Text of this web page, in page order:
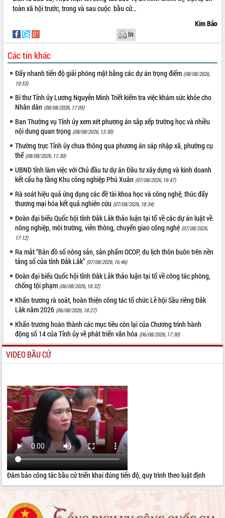
toàn xã hội trước, trong và sau cuộc bầu cử…
Kim Bảo
In
Các tin khác
Đẩy nhanh tiến độ giải phóng mặt bằng các dự án trọng điểm (08/08/2026,
19:53)
Bí thư Tỉnh ủy Lương Nguyễn Minh Triết kiểm tra việc khám sức khỏe cho
Nhân dân (08/08/2026, 17:05)
Ban Thường vụ Tỉnh ủy xem xét phương án sắp xếp trường học và nhiều
nội dung quan trọng (08/08/2026, 13:30)
Thường trực Tỉnh ủy chưa thông qua phương án sáp nhập xã, phường cụ
thể (08/08/2026, 11:30)
UBND tỉnh làm việc với Chủ đầu tư dự án Đầu tư xây dựng và kinh doanh
kết cấu hạ tầng Khu công nghiệp Phú Xuân (07/08/2026, 19:47)
Rà soát hiệu quả ứng dụng các đề tài khoa học và công nghệ, thúc đẩy
thương mại hóa kết quả nghiên cứu (07/08/2026, 18:34)
Đoàn đại biểu Quốc hội tỉnh Đắk Lắk thảo luận tại tổ về các dự án luật về
nông nghiệp, môi trường, viễn thông, chuyển giao công nghệ (07/08/2026,
17:12)
Ra mắt “Bản đồ số nông sản, sản phẩm OCOP, du lịch thôn buôn trên nền
tảng số của tỉnh Đắk Lắk” (07/08/2026, 16:46)
Đoàn đại biểu Quốc hội tỉnh Đắk Lắk thảo luận tại tổ về công tác phòng,
chống tội phạm (06/08/2026, 18:32)
Khẩn trương rà soát, hoàn thiện công tác tổ chức Lễ hội Sầu riêng Đắk
Lắk năm 2026 (06/08/2026, 18:27)
Khẩn trương hoàn thành các mục tiêu còn lại của Chương trình hành
động số 14 của Tỉnh ủy về phát triển văn hóa (06/08/2026, 17:30)
VIDEO BẦU CỬ
Đảm bảo công tác bầu cử triển khai đúng tiến độ, quy trình theo luật định